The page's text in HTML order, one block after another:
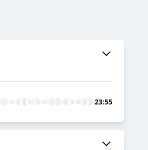
23:55